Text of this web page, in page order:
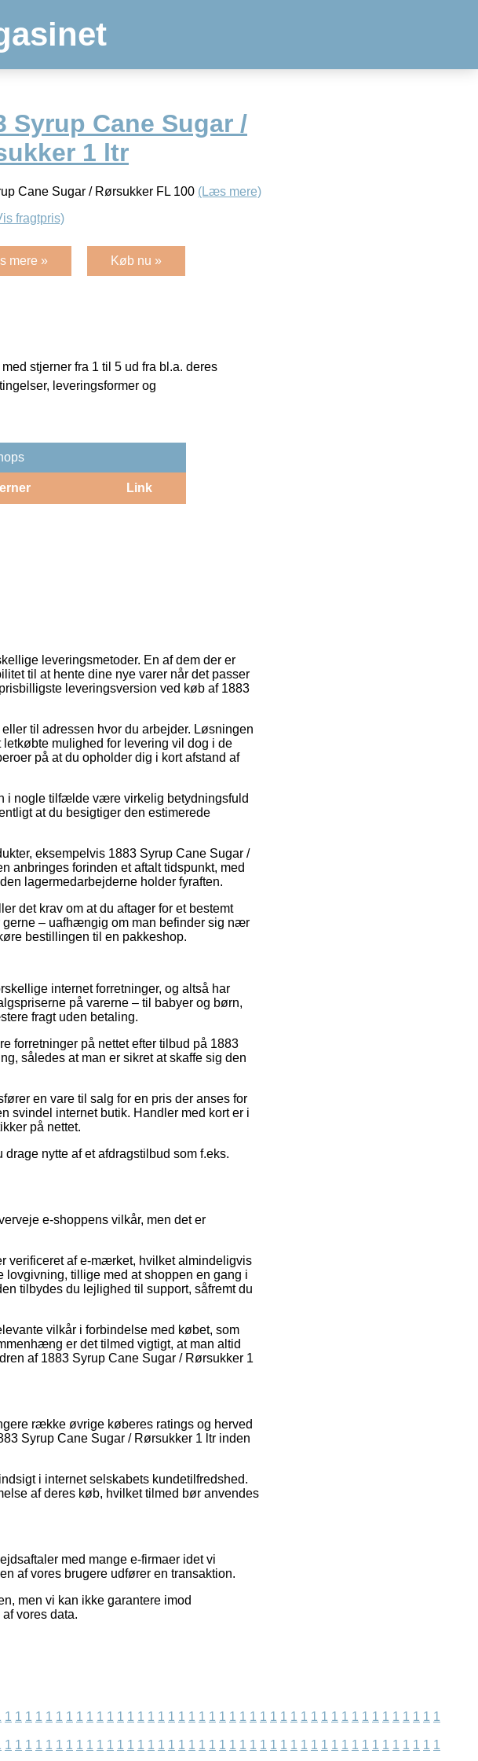
Syrup Cane Sugar /
1 ltr
Cane Sugar / Rørsukker FL 100 (Læs mere)
fragtpris)
mere » Køb nu »
stjerner fra 1 til 5 ud fra bl.a. deres
leveringsformer og
Link
leveringsmetoder. En af dem der er
til at hente dine nye varer når det passer
leveringsversion ved køb af 1883
til adressen hvor du arbejder. Løsningen
mulighed for levering vil dog i de
på at du opholder dig i kort afstand af
i nogle tilfælde være virkelig betydningsfuld
at du besigtiger den estimerede
eksempelvis 1883 Syrup Cane Sugar /
anbringes forinden et aftalt tidspunkt, med
lagermedarbejderne holder fyraften.
det krav om at du aftager for et bestemt
– uafhængig om man befinder sig nær
bestillingen til en pakkeshop.
internet forretninger, og altså har
på varerne – til babyer og børn,
fragt uden betaling.
forretninger på nettet efter tilbud på 1883
således at man er sikret at skaffe sig den
en vare til salg for en pris der anses for
svindel internet butik. Handler med kort er i
på nettet.
nytte af et afdragstilbud som f.eks.
e-shoppens vilkår, men det er
verificeret af e-mærket, hvilket almindeligvis
lovgivning, tillige med at shoppen en gang i
tilbydes du lejlighed til support, såfremt du
vilkår i forbindelse med købet, som
er det tilmed vigtigt, at man altid
af 1883 Syrup Cane Sugar / Rørsukker 1
række øvrige køberes ratings og herved
Syrup Cane Sugar / Rørsukker 1 ltr inden
i internet selskabets kundetilfredshed.
af deres køb, hvilket tilmed bør anvendes
med mange e-firmaer idet vi
af vores brugere udfører en transaktion.
men vi kan ikke garantere imod
vores data.
1 1 1 1 1 1 1 1 1 1 1 1 1 1 1 1 1 1 1 1 1 1 1 1 1 1 1 1 1 1 1 1 1 1 1 1 1 1 1 1 1 1 1
1 1 1 1 1 1 1 1 1 1 1 1 1 1 1 1 1 1 1 1 1 1 1 1 1 1 1 1 1 1 1 1 1 1 1 1 1 1 1 1 1 1 1